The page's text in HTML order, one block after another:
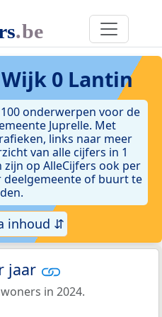
Wijk 0 Lantin
onderwerpen voor de
Juprelle. Met
links naar meer
van alle cijfers in 1
op AlleCijfers ook per
of buurt te
inhoud ⇵
jaar
in 2024.